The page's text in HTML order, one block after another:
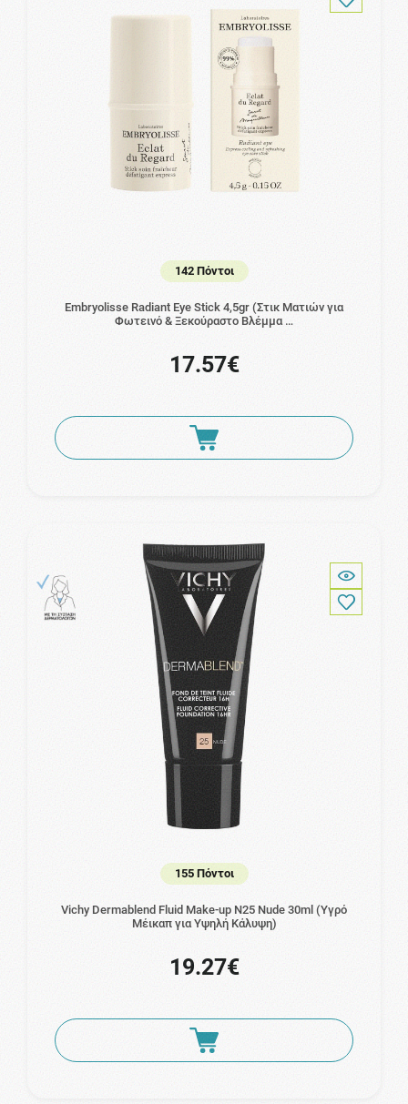
142 Πόντοι
Embryolisse Radiant Eye Stick 4,5gr (Στικ Ματιών για
Φωτεινό & Ξεκούραστο Βλέμμα …
17.57€
155 Πόντοι
Vichy Dermablend Fluid Make-up N25 Nude 30ml (Υγρό
Μέικαπ για Yψηλή Kάλυψη)
19.27€